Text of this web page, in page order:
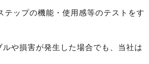
ップの機能・使用感等のテストをす
や損害が発生した場合でも、当社は